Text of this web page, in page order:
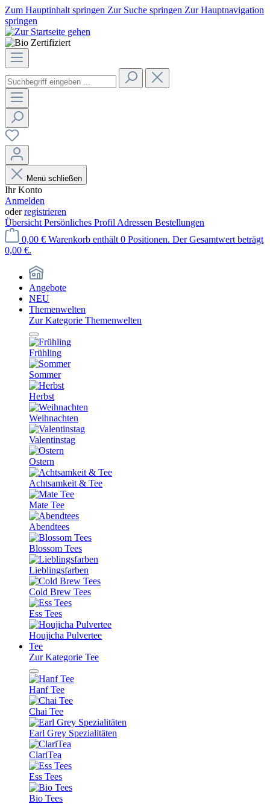
Zum Hauptinhalt springen Zur Suche springen Zur Hauptnavigation
springen
Menü schließen
Ihr Konto
Anmelden
oderregistrieren
Übersicht Persönliches Profil Adressen Bestellungen
0,00 € Warenkorb enthält 0 Positionen. Der Gesamtwert beträgt
0,00 €.
Angebote
NEU
Themenwelten
Zur Kategorie Themenwelten
Frühling
Sommer
Herbst
Weihnachten
Valentinstag
Ostern
Achtsamkeit & Tee
Mate Tee
Abendtees
Blossom Tees
Lieblingsfarben
Cold Brew Tees
Ess Tees
Houjicha Pulvertee
Tee
Zur Kategorie Tee
Hanf Tee
Chai Tee
Earl Grey Spezialitäten
ClariTea
Ess Tees
Bio Tees